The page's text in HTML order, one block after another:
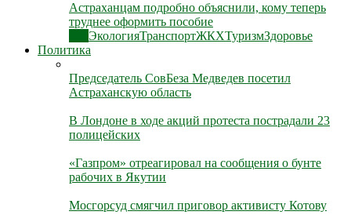
Астраханцам подробно объяснили, кому теперь
труднее оформить пособие
ЭкологияТранспортЖКХТуризмЗдоровье
Политика
Председатель СовБеза Медведев посетил
Астраханскую область
В Лондоне в ходе акций протеста пострадали 23
полицейских
«Газпром» отреагировал на сообщения о бунте
рабочих в Якутии
Мосгорсуд смягчил приговор активисту Котову